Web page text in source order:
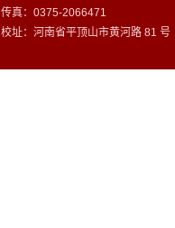
传真：0375-2066471
校址：河南省平顶山市黄河路 81 号